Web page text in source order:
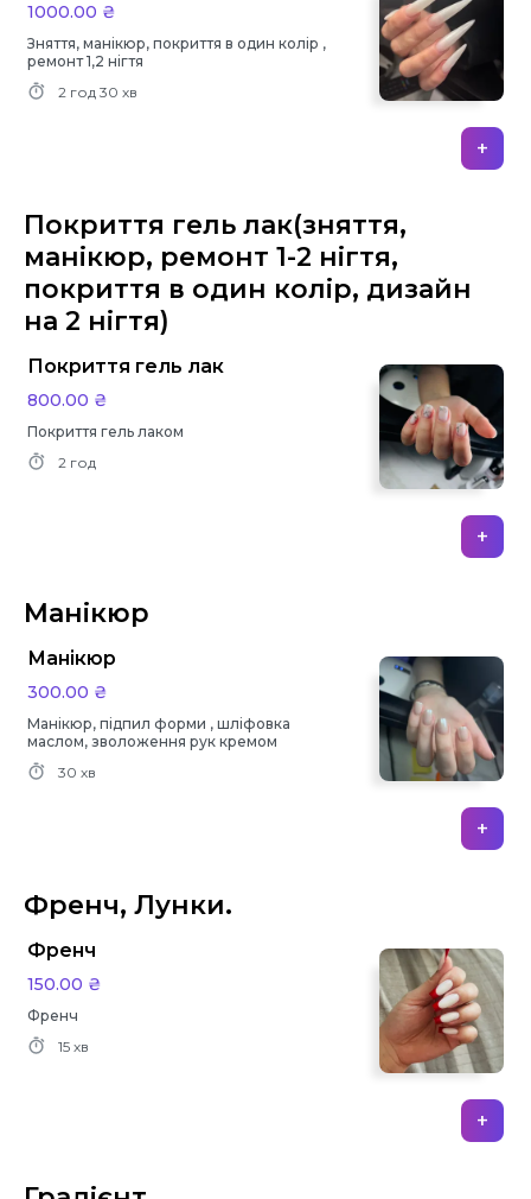
1000.00 ₴
Зняття, манікюр, покриття в один колір ,
ремонт 1,2 нігтя
2 год 30 хв
+
Покриття гель лак(зняття,
манікюр, ремонт 1-2 нігтя,
покриття в один колір, дизайн
на 2 нігтя)
Покриття гель лак
800.00 ₴
Покриття гель лаком
2 год
+
Манікюр
Манікюр
300.00 ₴
Манікюр, підпил форми , шліфовка
маслом, зволоження рук кремом
30 хв
+
Френч, Лунки.
Френч
150.00 ₴
Френч
15 хв
+